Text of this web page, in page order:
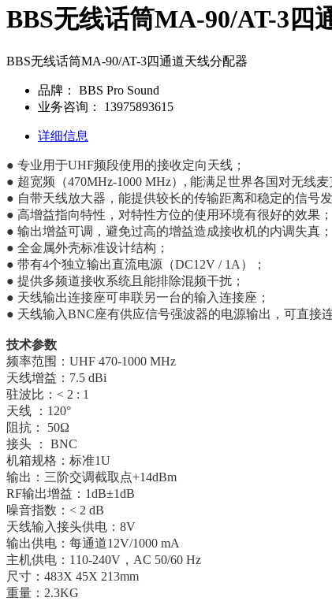
BBS无线话筒MA-90/AT-3四
BBS无线话筒MA-90/AT-3四通道天线分配器
品牌：
BBS Pro Sound
业务咨询：
13975893615
详细信息
● 专业用于UHF频段使用的接收定向天线；
● 超宽频（470MHz-1000 MHz）, 能满足世界各国对无线麦
● 自带天线放大器，能提供较长的传输距离和稳定的信号
● 高增益指向特性，对特性方位的使用环境有很好的效果；
● 输出增益可调，避免过高的增益造成接收机的内调失真；
● 全金属外壳标准设计结构；
● 带有4个独立输出直流电源（DC12V / 1A）；
● 提供多频道接收系统且能排除混频干扰；
● 天线输出连接座可串联另一台的输入连接座；
● 天线输入BNC座有供应信号强波器的电源输出，可直接
技术参数
频率范围：UHF 470-1000 MHz
天线增益：7.5 dBi
驻波比：< 2 : 1
天线 ：120°
阻抗： 50Ω
接头 ： BNC
机箱规格：标准1U
输出：三阶交调截取点+14dBm
RF输出增益：1dB±1dB
噪音指数：< 2 dB
天线输入接头供电：8V
输出供电：每通道12V/1000 mA
主机供电：110-240V，AC 50/60 Hz
尺寸：483X 45X 213mm
重量：2.3KG